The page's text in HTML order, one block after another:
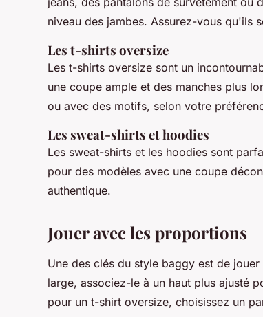
niveau des jambes. Assurez-vous qu'ils
Les t-shirts oversize
Les t-shirts oversize sont un
une coupe ample et des manches plus
ou avec des motifs, selon votre
Les sweat-shirts et hoodies
Les sweat-shirts et les hoodies sont
pour des modèles avec une coupe
authentique.
Jouer avec les proportions
Une des clés du style baggy est de
large, associez-le à un haut plus ajusté
pour un t-shirt oversize, choisissez un